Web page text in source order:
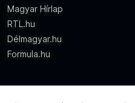
Magyar Hírlap
RTL.hu
Délmagyar.hu
Formula.hu